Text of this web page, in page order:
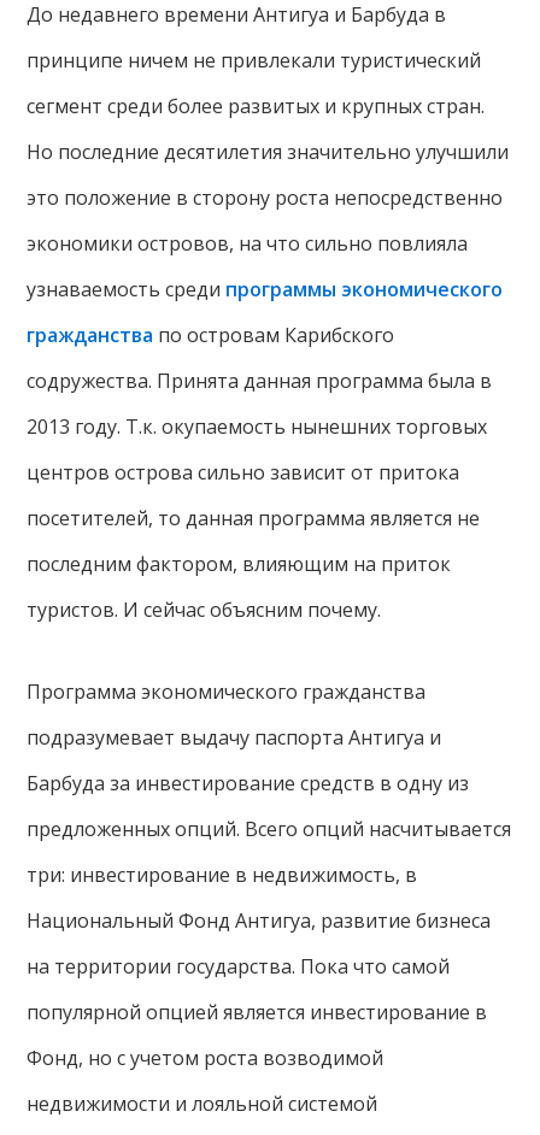
До недавнего времени Антигуа и Барбуда в
принципе ничем не привлекали туристический
сегмент среди более развитых и крупных стран.
Но последние десятилетия значительно улучшили
это положение в сторону роста непосредственно
экономики островов, на что сильно повлияла
узнаваемость среди программы экономического
гражданства по островам Карибского
содружества. Принята данная программа была в
2013 году. Т.к. окупаемость нынешних торговых
центров острова сильно зависит от притока
посетителей, то данная программа является не
последним фактором, влияющим на приток
туристов. И сейчас объясним почему.
Программа экономического гражданства
подразумевает выдачу паспорта Антигуа и
Барбуда за инвестирование средств в одну из
предложенных опций. Всего опций насчитывается
три: инвестирование в недвижимость, в
Национальный Фонд Антигуа, развитие бизнеса
на территории государства. Пока что самой
популярной опцией является инвестирование в
Фонд, но с учетом роста возводимой
недвижимости и лояльной системой